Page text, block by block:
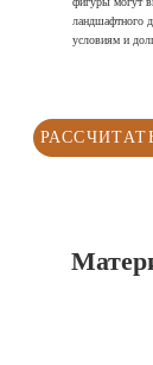
ландшафтного
условиям и